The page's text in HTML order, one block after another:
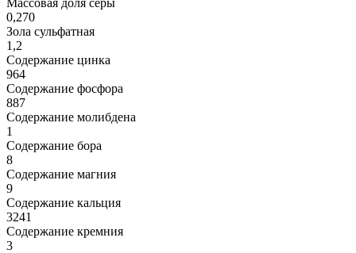
0,270
Зола сульфатная
1,2
Содержание цинка
964
Содержание фосфора
887
Содержание молибдена
1
Содержание бора
8
Содержание магния
9
Содержание кальция
3241
Содержание кремния
3